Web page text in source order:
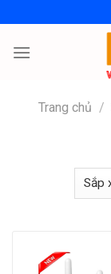
to
content
Trang chủ /